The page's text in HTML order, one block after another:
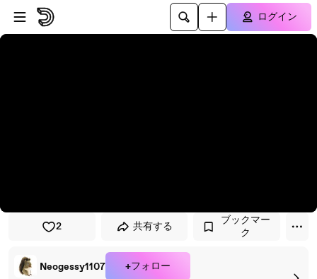
プレイヤーにスキップ
メインコンテンツにスキップ
ログイン
2 共有する
ブックマー
ク
Neogessy1107 +フォロー